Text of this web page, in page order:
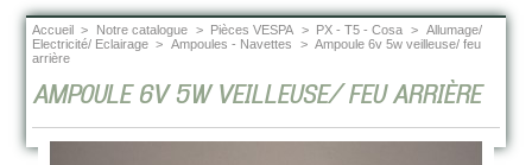
Accueil > Notre catalogue > Pièces VESPA > PX - T5 - Cosa > Allumage/
Electricité/ Eclairage > Ampoules - Navettes > Ampoule 6v 5w veilleuse/ feu
arrière
AMPOULE 6V 5W VEILLEUSE/ FEU ARRIÈRE